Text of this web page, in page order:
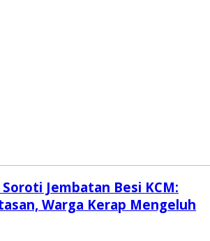
Jembatan Besi KCM:
Warga Kerap Mengeluh